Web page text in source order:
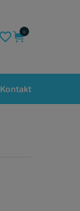
Kontakt